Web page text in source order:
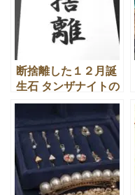
断捨離した１２月誕
生石 タンザナイトの
買取・換金処分の活